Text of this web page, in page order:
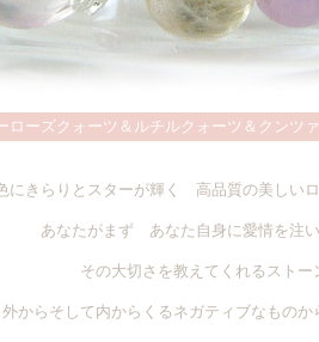
ーズクォーツ＆ルチルクォーツ＆クンツ
にきらりとスターが輝く 高品質の美しい
あなたがまず あなた自身に愛情を注
その大切さを教えてくれるストー
からそして内からくるネガティブなものか